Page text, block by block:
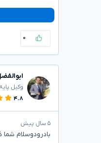
۰
وکیل
۴.۸
۵ سال پیش
بادرودوسلام